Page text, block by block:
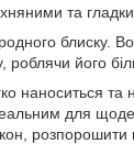
та
блиску.
роблячи його
наноситься та
для
розпорошити